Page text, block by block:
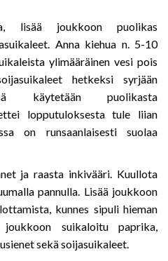
lisää joukkoon puolikas
Anna kiehua n. 5-10
ylimääräinen vesi pois
hetkeksi syrjään
käytetään puolikasta
lopputuloksesta tule liian
on runsaanlaisesti suolaa
ja raasta inkivääri. Kuullota
pannulla. Lisää joukkoon
kunnes sipuli hieman
suikaloitu paprika,
sekä soijasuikaleet.